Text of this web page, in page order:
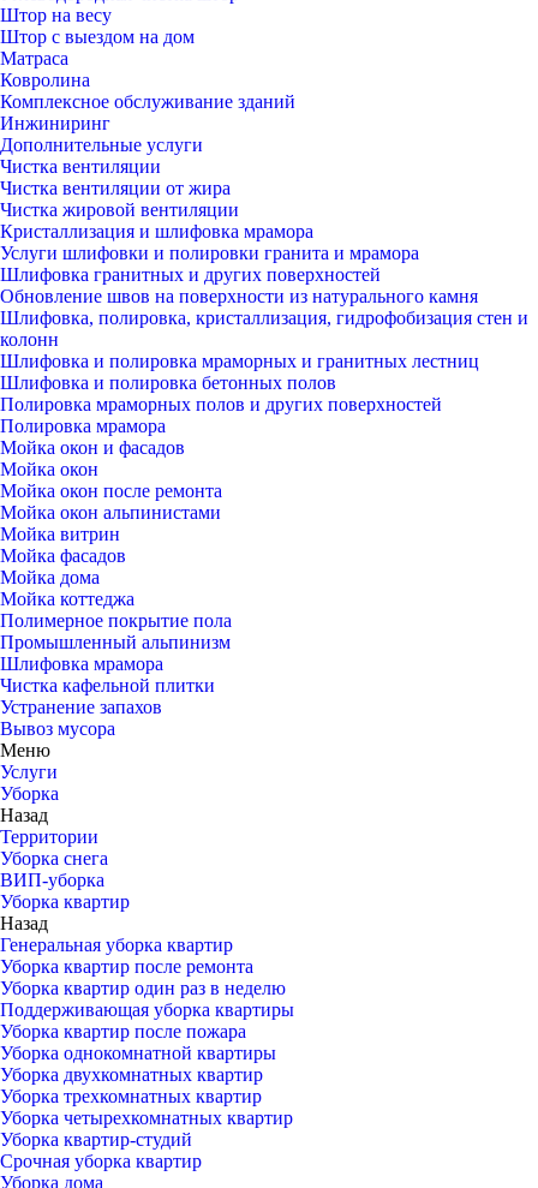
Штор на весу
Штор с выездом на дом
Матраса
Ковролина
Комплексное обслуживание зданий
Инжиниринг
Дополнительные услуги
Чистка вентиляции
Чистка вентиляции от жира
Чистка жировой вентиляции
Кристаллизация и шлифовка мрамора
Услуги шлифовки и полировки гранита и мрамора
Шлифовка гранитных и других поверхностей
Обновление швов на поверхности из натурального камня
Шлифовка, полировка, кристаллизация, гидрофобизация стен и
колонн
Шлифовка и полировка мраморных и гранитных лестниц
Шлифовка и полировка бетонных полов
Полировка мраморных полов и других поверхностей
Полировка мрамора
Мойка окон и фасадов
Мойка окон
Мойка окон после ремонта
Мойка окон альпинистами
Мойка витрин
Мойка фасадов
Мойка дома
Мойка коттеджа
Полимерное покрытие пола
Промышленный альпинизм
Шлифовка мрамора
Чистка кафельной плитки
Устранение запахов
Вывоз мусора
Меню
Услуги
Уборка
Назад
Территории
Уборка снега
ВИП-уборка
Уборка квартир
Назад
Генеральная уборка квартир
Уборка квартир после ремонта
Уборка квартир один раз в неделю
Поддерживающая уборка квартиры
Уборка квартир после пожара
Уборка однокомнатной квартиры
Уборка двухкомнатных квартир
Уборка трехкомнатных квартир
Уборка четырехкомнатных квартир
Уборка квартир-студий
Срочная уборка квартир
Уборка дома